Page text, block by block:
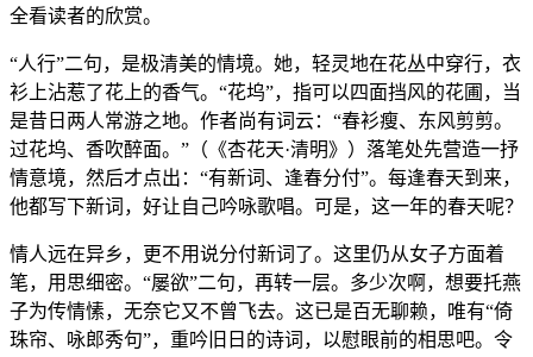
全看读者的欣赏。
“人行”二句，是极清美的情境。她，轻灵地在花丛中穿行，衣
衫上沾惹了花上的香气。“花坞”，指可以四面挡风的花圃，当
是昔日两人常游之地。作者尚有词云：“春衫瘦、东风剪剪。
过花坞、香吹醉面。”（《杏花天·清明》）落笔处先营造一抒
情意境，然后才点出：“有新词、逢春分付”。每逢春天到来，
他都写下新词，好让自己吟咏歌唱。可是，这一年的春天呢？
情人远在异乡，更不用说分付新词了。这里仍从女子方面着
笔，用思细密。“屡欲”二句，再转一层。多少次啊，想要托燕
子为传情愫，无奈它又不曾飞去。这已是百无聊赖，唯有“倚
珠帘、咏郎秀句”，重吟旧日的诗词，以慰眼前的相思吧。令